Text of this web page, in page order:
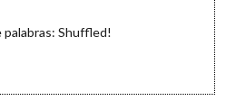
palabras: Shuffled!